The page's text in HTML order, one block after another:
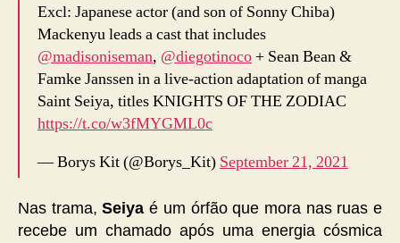
Excl: Japanese actor (and son of Sonny Chiba)
Mackenyu leads a cast that includes
@madisoniseman, @diegotinoco + Sean Bean &
Famke Janssen in a live-action adaptation of manga
Saint Seiya, titles KNIGHTS OF THE ZODIAC
https://t.co/w3fMYGML0c
— Borys Kit (@Borys_Kit) September 21, 2021
Nas trama,Seiya é um órfão que mora nas ruas e
recebe um chamado após uma energia cósmica